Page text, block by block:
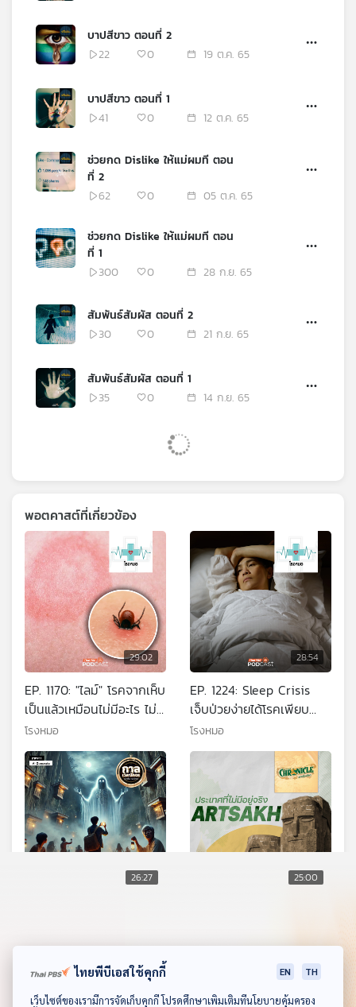
ดาวน์โหลด Thai PBS Podcast Application
บาปสีขาว ตอนที่ 2
22
0 19 ต.ค. 65
บาปสีขาว ตอนที่ 1
41
0 12 ต.ค. 65
ช่วยกด Dislike ให้แม่ผมที ตอน
ที่ 2
62
0 05 ต.ค. 65
ช่วยกด Dislike ให้แม่ผมที ตอน
ที่ 1
300
0 28 ก.ย. 65
สัมพันธ์สัมผัส ตอนที่ 2
30
0 21 ก.ย. 65
สัมพันธ์สัมผัส ตอนที่ 1
35
0 14 ก.ย. 65
พอตคาสต์ที่เกี่ยวข้อง
29:02
EP. 1170: "ไลม์" โรคจากเห็บ
เป็นแล้วเหมือนไม่มีอะไร ไม่
รักษาเสี่ยงตายได้
โรงหมอ
28:54
EP. 1224: Sleep Crisis
เจ็บป่วยง่ายได้โรคเพียบ
เสี่ยงตายเร็วจากการนอนไม่
พอ
โรงหมอ
26:27
กาลเวลาโคจร เปิดตำนานปริศนา
25:00
Beyond Chronicles
ไทยพีบีเอสใช้คุกกี้ EN TH
เว็บไซต์ของเรามีการจัดเก็บคุกกี้ โปรดศึกษาเพิ่มเติมที่นโยบายคุ้มครอง